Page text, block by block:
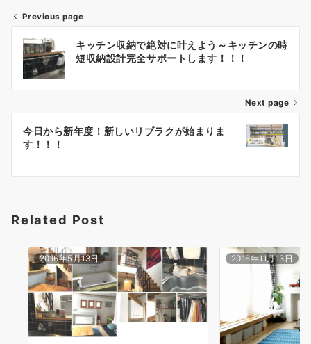
投
稿
ナ
ビ
ゲ
シ
ン
Previous page
キッチン収納で絶対に叶えよう～キッチンの時
短収納設計完全サポートします！！！
Next page
今日から新年度！新しいリブラクが始まりま
す！！！
Related Post
2016年5月13日 2016年11月13日